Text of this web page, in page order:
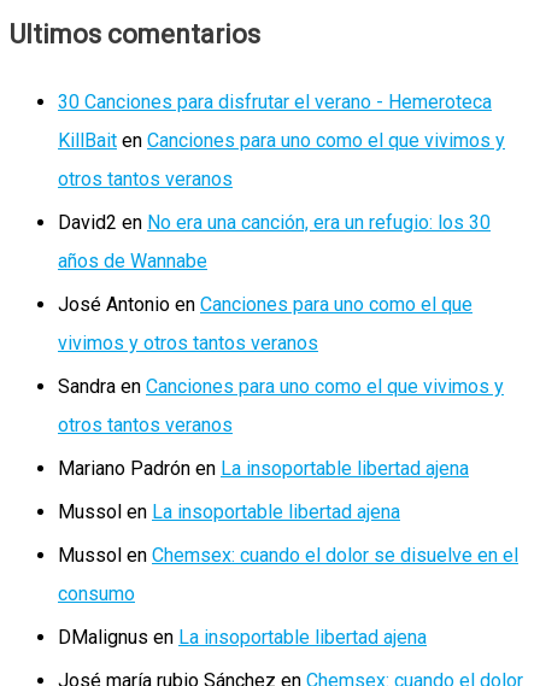
Ultimos comentarios
30 Canciones para disfrutar el verano - Hemeroteca
KillBait en Canciones para uno como el que vivimos y
otros tantos veranos
David2 en No era una canción, era un refugio: los 30
años de Wannabe
José Antonio en Canciones para uno como el que
vivimos y otros tantos veranos
Sandra en Canciones para uno como el que vivimos y
otros tantos veranos
Mariano Padrón en La insoportable libertad ajena
Mussol en La insoportable libertad ajena
Mussol en Chemsex: cuando el dolor se disuelve en el
consumo
DMalignus en La insoportable libertad ajena
José maría rubio Sánchez en Chemsex: cuando el dolor